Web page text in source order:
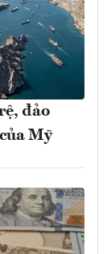
đảo
Mỹ